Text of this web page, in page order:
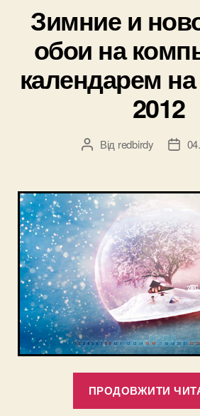
Зимние и
обои на
календарем
2012
Автор
Від redbirdy
Дата
ПРОДОВЖИТИ